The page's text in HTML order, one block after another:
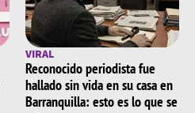
VIRAL
Reconocido periodista fue
hallado sin vida en su casa en
Barranquilla: esto es lo que se